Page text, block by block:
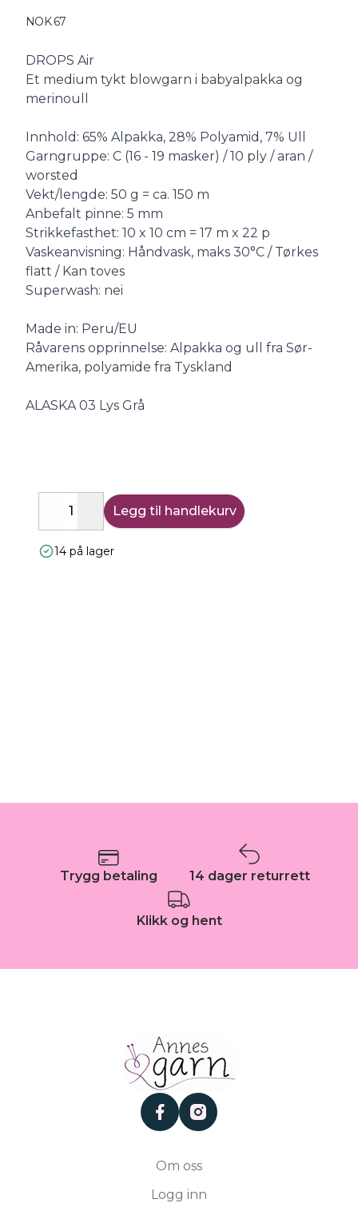
NOK 67
Description
DROPS Air
Et medium tykt blowgarn i babyalpakka og
merinoull
Innhold: 65% Alpakka, 28% Polyamid, 7% Ull
Garngruppe: C (16 - 19 masker) / 10 ply / aran /
worsted
Vekt/lengde: 50 g = ca. 150 m
Anbefalt pinne: 5 mm
Strikkefasthet: 10 x 10 cm = 17 m x 22 p
Vaskeanvisning: Håndvask, maks 30°C / Tørkes
flatt / Kan toves
Superwash: nei
Made in: Peru/EU
Råvarens opprinnelse: Alpakka og ull fra Sør-
Amerika, polyamide fra Tyskland
ALASKA 03 Lys Grå
DecreaseIncrease
Legg til handlekurv
14 på lager
Trygg betaling 14 dager returrett
Klikk og hent
facebookinstagram
Om oss
Logg inn